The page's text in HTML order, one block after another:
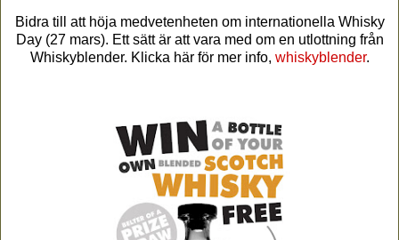
Bidra till att höja medvetenheten om internationella Whisky
Day (27 mars). Ett sätt är att vara med om en utlottning från
Whiskyblender. Klicka här för mer info, whiskyblender.